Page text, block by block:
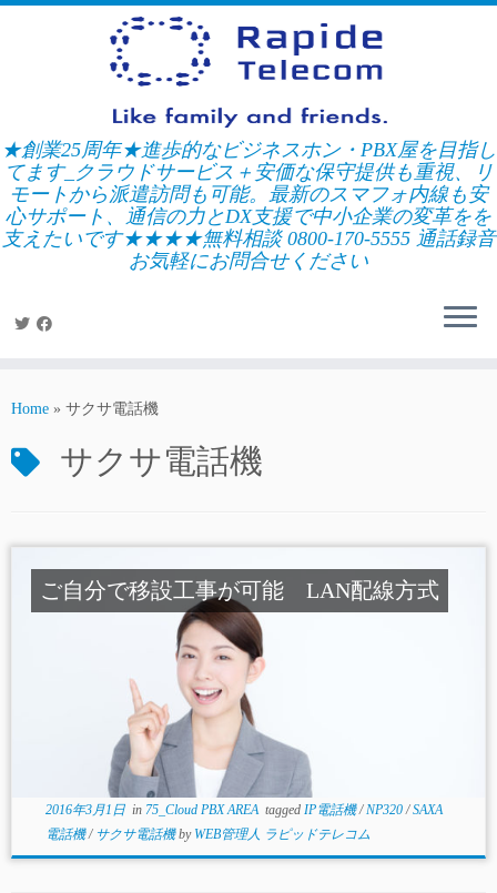
Skip
★創業25周年★進歩的なビジネスホン・PBX屋を目指し
てます_クラウドサービス＋安価な保守提供も重視、リ
モートから派遣訪問も可能。最新のスマフォ内線も安
心サポート、通信の力とDX支援で中小企業の変革をを
支えたいです★★★★無料相談 0800-170-5555 通話録音
お気軽にお問合せください
Home » サクサ電話機
サクサ電話機
ご自分で移設工事が可能 LAN配線方式
2016年3月1日in 75_Cloud PBX AREA tagged IP電話機/NP320/SAXA
電話機/ サクサ電話機by WEB管理人 ラピッドテレコム